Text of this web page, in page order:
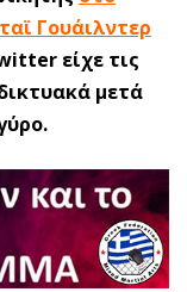
Γουάιλντερ
είχε τις
μετά